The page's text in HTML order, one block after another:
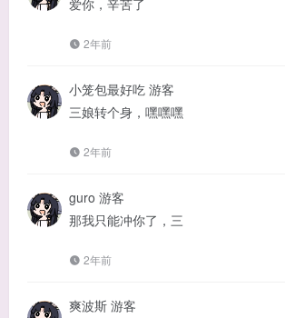
爱你，辛苦了
2年前
小笼包最好吃 游客
三娘转个身，嘿嘿嘿
2年前
guro 游客
那我只能冲你了，三
2年前
爽波斯 游客